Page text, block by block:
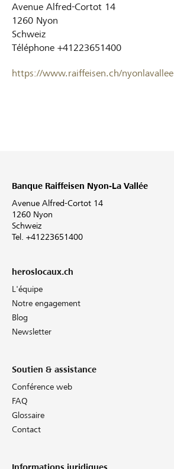
Avenue Alfred-Cortot 14
1260 Nyon
Schweiz
Téléphone +41223651400
https://www.raiffeisen.ch/nyonlavallee
Banque Raiffeisen Nyon-La Vallée
Avenue Alfred-Cortot 14
1260 Nyon
Schweiz
Tel. +41223651400
heroslocaux.ch
L'équipe
Notre engagement
Blog
Newsletter
Soutien & assistance
Conférence web
FAQ
Glossaire
Contact
Informations juridiques